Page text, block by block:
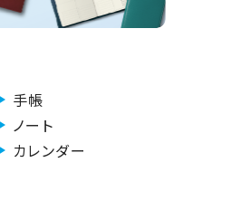
手帳
ノート
カレンダー